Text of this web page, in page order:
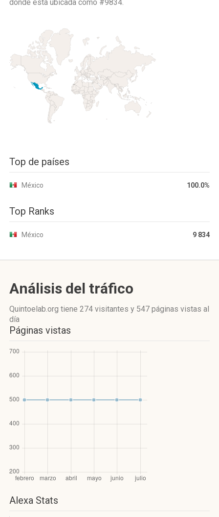
donde está ubicada como #9834.
Top de países
México 100.0%
Top Ranks
México 9 834
Análisis del tráfico
Quintoelab.org tiene 274 visitantes y 547 páginas vistas al
día
Páginas vistas
Alexa Stats